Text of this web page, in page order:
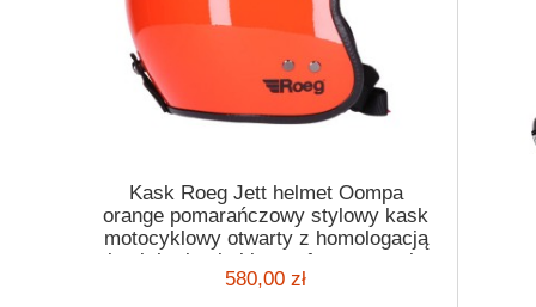
Kask Roeg Jett helmet Oompa
orange pomarańczowy stylowy kask
motocyklowy otwarty z homologacją
kask harley bobber cafe racer style
580,00 zł